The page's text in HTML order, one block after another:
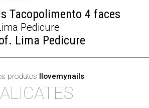
Tacopolimento 4 faces
Lima Pedicure
produtos Ilovemynails ·
ALICATES